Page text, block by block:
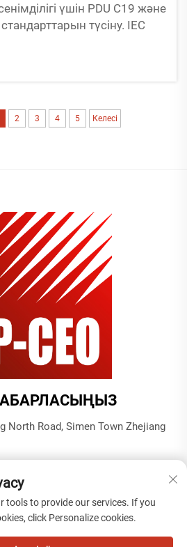
үшін PDU C19 және
түсіну. IEC
шығыс қосылуының (pin)
көрсеткіші (16 А және 20
(250 В). IEC 60320
2 3 4 5 Келесі
North Road, Simen Town Zhejiang
[email protected]
tools to provide our services. If you
click Personalize cookies.